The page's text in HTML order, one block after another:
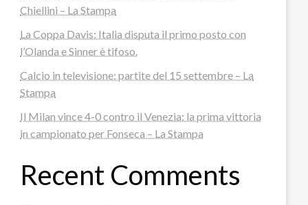
Chiellini – La Stampa
La Coppa Davis: Italia disputa il primo posto con
l’Olanda e Sinner è tifoso.
Calcio in televisione: partite del 15 settembre – La
Stampa
Il Milan vince 4-0 contro il Venezia: la prima vittoria
in campionato per Fonseca – La Stampa
Recent Comments